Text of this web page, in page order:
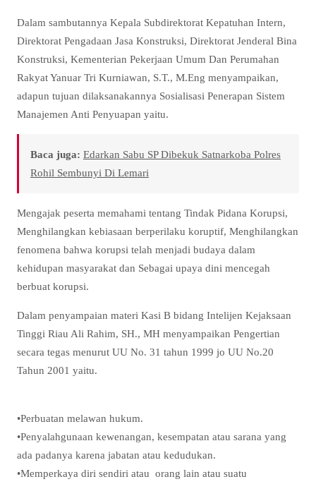
Dalam sambutannya Kepala Subdirektorat Kepatuhan Intern,
Direktorat Pengadaan Jasa Konstruksi, Direktorat Jenderal Bina
Konstruksi, Kementerian Pekerjaan Umum Dan Perumahan
Rakyat Yanuar Tri Kurniawan, S.T., M.Eng menyampaikan,
adapun tujuan dilaksanakannya Sosialisasi Penerapan Sistem
Manajemen Anti Penyuapan yaitu.
Baca juga: Edarkan Sabu SP Dibekuk Satnarkoba Polres
Rohil Sembunyi Di Lemari
Mengajak peserta memahami tentang Tindak Pidana Korupsi,
Menghilangkan kebiasaan berperilaku koruptif, Menghilangkan
fenomena bahwa korupsi telah menjadi budaya dalam
kehidupan masyarakat dan Sebagai upaya dini mencegah
berbuat korupsi.
Dalam penyampaian materi Kasi B bidang Intelijen Kejaksaan
Tinggi Riau Ali Rahim, SH., MH menyampaikan Pengertian
secara tegas menurut UU No. 31 tahun 1999 jo UU No.20
Tahun 2001 yaitu.
•Perbuatan melawan hukum.
•Penyalahgunaan kewenangan, kesempatan atau sarana yang
ada padanya karena jabatan atau kedudukan.
•Memperkaya diri sendiri atau orang lain atau suatu